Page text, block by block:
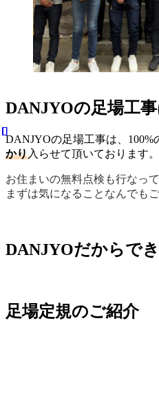
DANJYOの足場工
DANJYOの足場工事は、
かり入らせて頂いております
お住まいの無料点検も行なっ
まずは気になることなんでも
DANJYOだからで
足場定規のご紹介